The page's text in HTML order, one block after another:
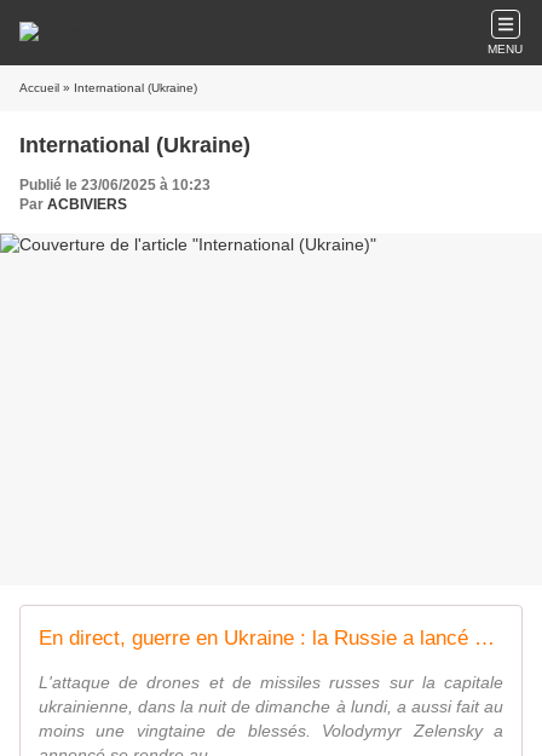
MENU
Accueil » International (Ukraine)
International (Ukraine)
Publié le 23/06/2025 à 10:23
Par ACBIVIERS
En direct, guerre en Ukraine : la Russie a lancé 352 drones et 16 missiles contre l'Ukraine durant la nuit, au moins huit morts dans la région de Kiev
L'attaque de drones et de missiles russes sur la capitale
ukrainienne, dans la nuit de dimanche à lundi, a aussi fait au
moins une vingtaine de blessés. Volodymyr Zelensky a